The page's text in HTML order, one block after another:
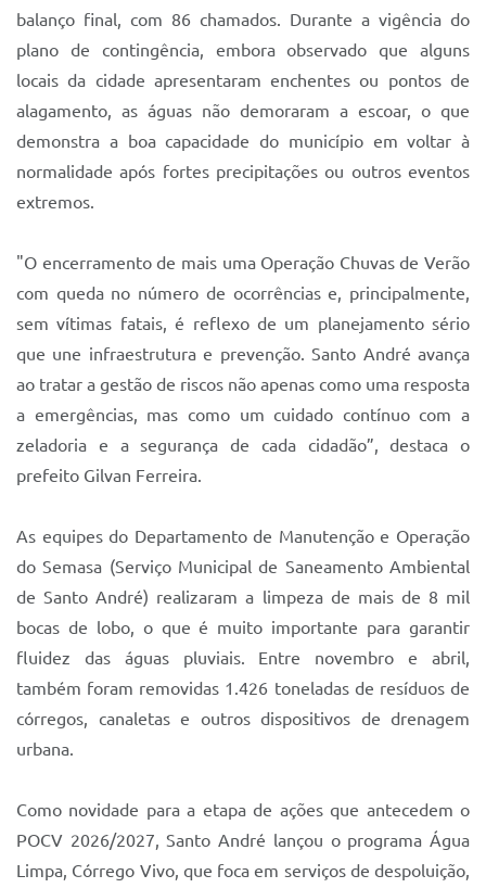
balanço final, com 86 chamados. Durante a vigência do
plano de contingência, embora observado que alguns
locais da cidade apresentaram enchentes ou pontos de
alagamento, as águas não demoraram a escoar, o que
demonstra a boa capacidade do município em voltar à
normalidade após fortes precipitações ou outros eventos
extremos.
"O encerramento de mais uma Operação Chuvas de Verão
com queda no número de ocorrências e, principalmente,
sem vítimas fatais, é reflexo de um planejamento sério
que une infraestrutura e prevenção. Santo André avança
ao tratar a gestão de riscos não apenas como uma resposta
a emergências, mas como um cuidado contínuo com a
zeladoria e a segurança de cada cidadão”, destaca o
prefeito Gilvan Ferreira.
As equipes do Departamento de Manutenção e Operação
do Semasa (Serviço Municipal de Saneamento Ambiental
de Santo André) realizaram a limpeza de mais de 8 mil
bocas de lobo, o que é muito importante para garantir
fluidez das águas pluviais. Entre novembro e abril,
também foram removidas 1.426 toneladas de resíduos de
córregos, canaletas e outros dispositivos de drenagem
urbana.
Como novidade para a etapa de ações que antecedem o
POCV 2026/2027, Santo André lançou o programa Água
Limpa, Córrego Vivo, que foca em serviços de despoluição,